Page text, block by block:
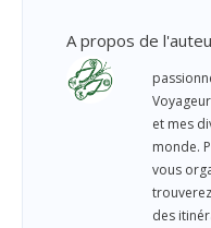
A propos de
et mes
monde.
vous
des